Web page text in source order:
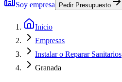
Soy empresa Pedir Presupuesto
Inicio
Empresas
Instalar o Reparar Sanitarios
Granada